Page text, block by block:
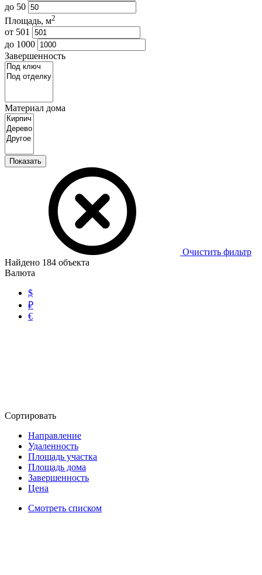
до 50
Площадь, м2
от 501
до 1000
Завершенность
Материал дома
Показать
Очистить фильтр
Найдено 184 объекта
Валюта
$
₽
€
Сортировать
Направление
Удаленность
Площадь участка
Площадь дома
Завершенность
Цена
Смотреть списком